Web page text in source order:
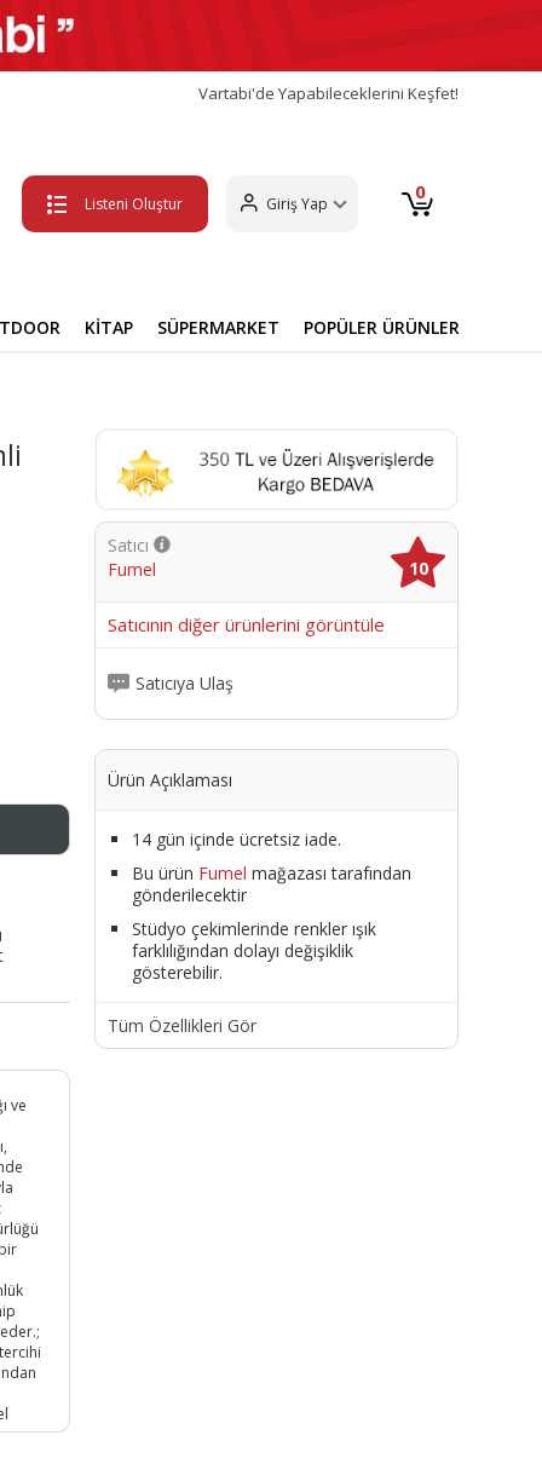
Vartabi'de Yapabileceklerini Keşfet!
Listeni Oluştur Giriş Yap 0
KİTAP SÜPERMARKET POPÜLER ÜRÜNLER
ve
Satıcı
Fumel
10
Satıcının diğer ürünlerini görüntüle
Satıcıya Ulaş
Ürün Açıklaması
14 gün içinde ücretsiz iade.
Bu ürün Fumel mağazası tarafından
gönderilecektir
Stüdyo çekimlerinde renkler ışık
farklılığından dolayı değişiklik
gösterebilir.
Tüm Özellikleri Gör